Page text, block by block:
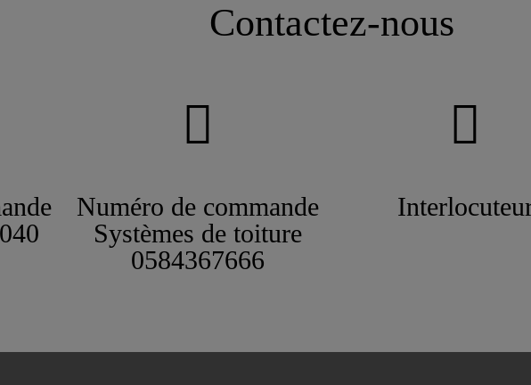
Contactez-nous
Numéro de commande
Systèmes de toiture
0584367666